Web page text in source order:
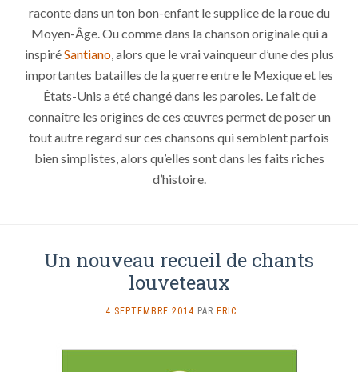
raconte dans un ton bon-enfant le supplice de la roue du
Moyen-Âge. Ou comme dans la chanson originale qui a
inspiréSantiano, alors que le vrai vainqueur d’une des plus
importantes batailles de la guerre entre le Mexique et les
États-Unis a été changé dans les paroles. Le fait de
connaître les origines de ces œuvres permet de poser un
tout autre regard sur ces chansons qui semblent parfois
bien simplistes, alors qu’elles sont dans les faits riches
d’histoire.
Un nouveau recueil de chants
louveteaux
4 SEPTEMBRE 2014 PAR ERIC